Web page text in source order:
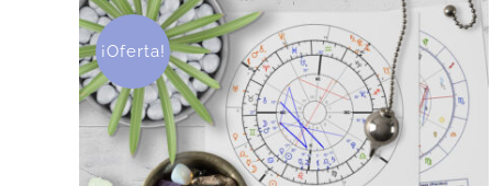
¡Oferta!